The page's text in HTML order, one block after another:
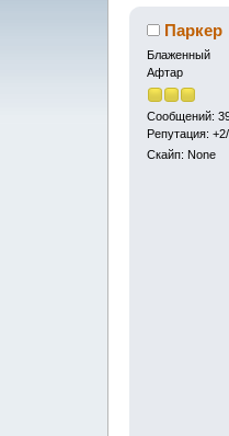
Паркер
Блаженный
Афтар
Сообщений:
Репутация:
Скайп: None